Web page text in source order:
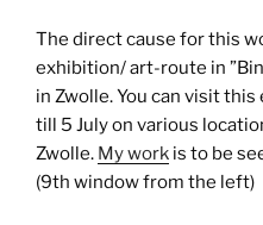
The direct cause for this
exhibition/ art-route in
in Zwolle. You can visit
till 5 July on various
Zwolle. My work is to be
(9th window from the left)